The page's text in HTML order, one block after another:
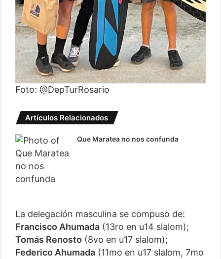
Foto: @DepTurRosario
Artículos Relacionados
Que Maratea no nos confunda
La delegación masculina se compuso de:
Francisco Ahumada (13ro en u14 slalom);
Tomás Renosto (8vo en u17 slalom);
Federico Ahumada (11mo en u17 slalom, 7mo